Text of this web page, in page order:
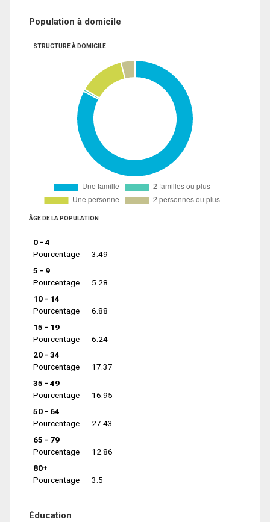
Population à domicile
STRUCTURE À DOMICILE
ÂGE DE LA POPULATION
0 - 4
Pourcentage
3.49
5 - 9
Pourcentage
5.28
10 - 14
Pourcentage
6.88
15 - 19
Pourcentage
6.24
20 - 34
Pourcentage
17.37
35 - 49
Pourcentage
16.95
50 - 64
Pourcentage
27.43
65 - 79
Pourcentage
12.86
80+
Pourcentage
3.5
Éducation